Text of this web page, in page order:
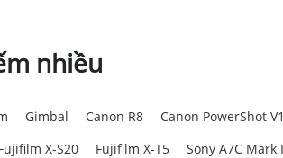
nhiều
Gimbal Canon R8 Canon PowerShot V1
X-S20 Fujifilm X-T5 Sony A7C Mark